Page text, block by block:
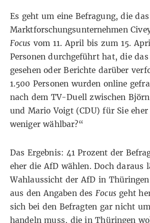
Es geht um eine Befragung, die das
Marktforschungsunternehmen
Focus vom 11. April bis zum 15.
Personen durchgeführt hat, die
gesehen oder Berichte darüber
1.500 Personen wurden online
nach dem TV-Duell zwischen
und Mario Voigt (CDU) für Sie
weniger wählbar?“
Das Ergebnis: 41 Prozent der
eher die AfD wählen. Doch daraus
Wahlaussicht der AfD in
aus den Angaben desFocus geht
sich bei den Befragten gar nicht
handeln muss, die in Thüringen